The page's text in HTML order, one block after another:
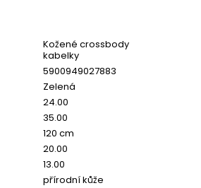
Kožené crossbody
kabelky
5900949027883
Zelená
24.00
35.00
120 cm
20.00
13.00
přírodní kůže